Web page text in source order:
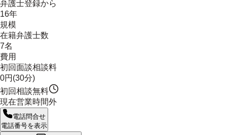
弁護士登録から
16年
規模
在籍弁護士数
7名
費用
初回面談相談料
0円(30分)
初回相談無料
現在営業時間外
電話問合せ
電話番号を表示